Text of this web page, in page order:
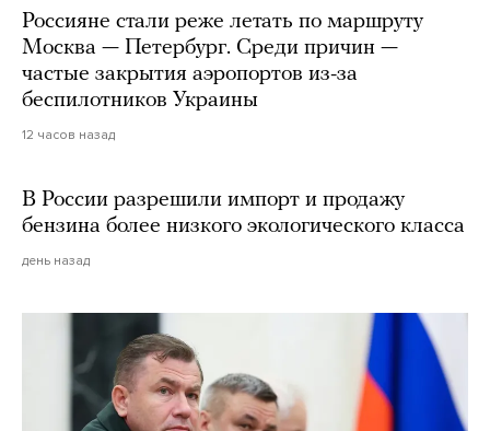
Россияне стали реже летать по маршруту
Москва — Петербург. Среди причин —
частые закрытия аэропортов из-за
беспилотников Украины
12 часов назад
В России разрешили импорт и продажу
бензина более низкого экологического класса
день назад